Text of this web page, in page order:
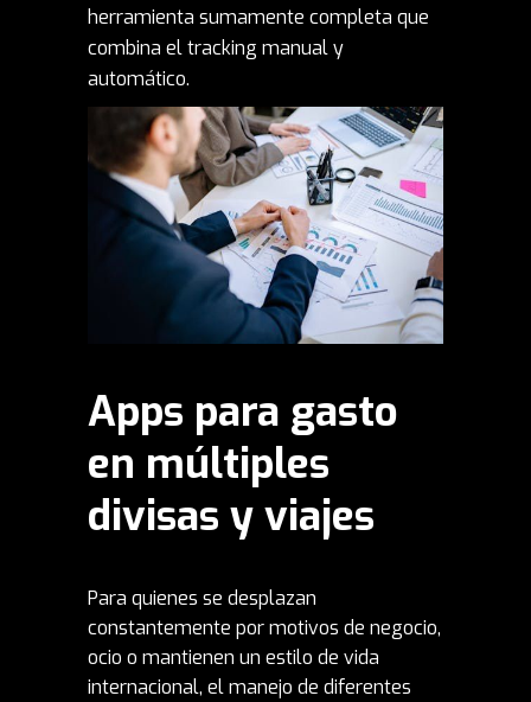
herramienta sumamente completa que
combina el tracking manual y
automático.
Apps para gasto
en múltiples
divisas y viajes
Para quienes se desplazan
constantemente por motivos de negocio,
ocio o mantienen un estilo de vida
internacional, el manejo de diferentes